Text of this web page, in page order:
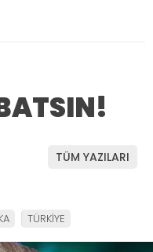
TÜM YAZILARI
TÜRKİYE